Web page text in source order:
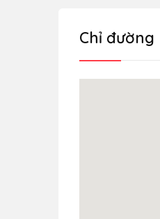
Chỉ đường